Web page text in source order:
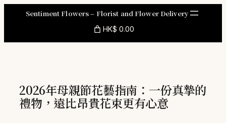
Sentiment Flowers – Florist and Flower Delivery
HK$ 0.00
2026年母親節花藝指南：一份真摯的
禮物，遠比昂貴花束更有心意